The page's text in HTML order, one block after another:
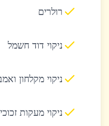
רולרים
ניקוי דוד חשמל
ניקוי מקלחון
ניקוי מעקות